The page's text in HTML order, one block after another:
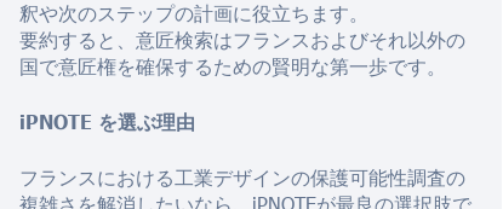
釈や次のステップの計画に役立ちます。
要約すると、意匠検索はフランスおよびそれ以外の
国で意匠権を確保するための賢明な第一歩です。
iPNOTE を選ぶ理由
フランスにおける工業デザインの保護可能性調査の
複雑さを解消したいなら、iPNOTEが最良の選択肢で